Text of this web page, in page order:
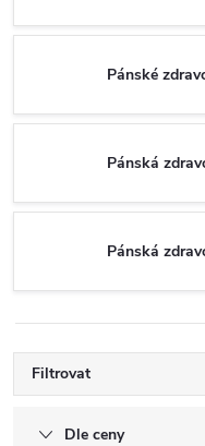
Pánské
Pánská
Pánská
Filtrovat
Dle ceny